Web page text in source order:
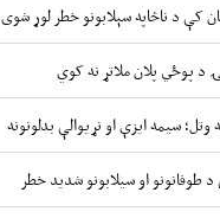
کې د ناڅاپه سېلابونو خطر لوړ شوی
د پوځي پلان ملاتړ نه کوي
سیمه ایزې او نړیوالې بدلونونه